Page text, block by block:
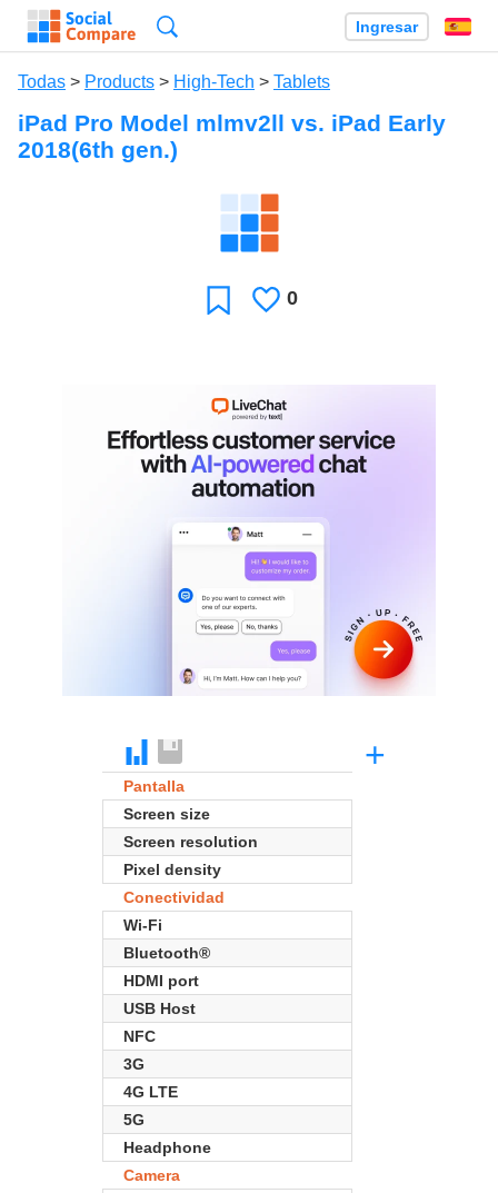
Ingresar
Todas > Products > High-Tech > Tablets
iPad Pro Model mlmv2ll vs. iPad Early
2018(6th gen.)
Favoritos
Le
0
Pantalla
Screen size
Screen resolution
Pixel density
Conectividad
Wi-Fi
Bluetooth®
HDMI port
USB Host
NFC
3G
4G LTE
5G
Headphone
Camera
+